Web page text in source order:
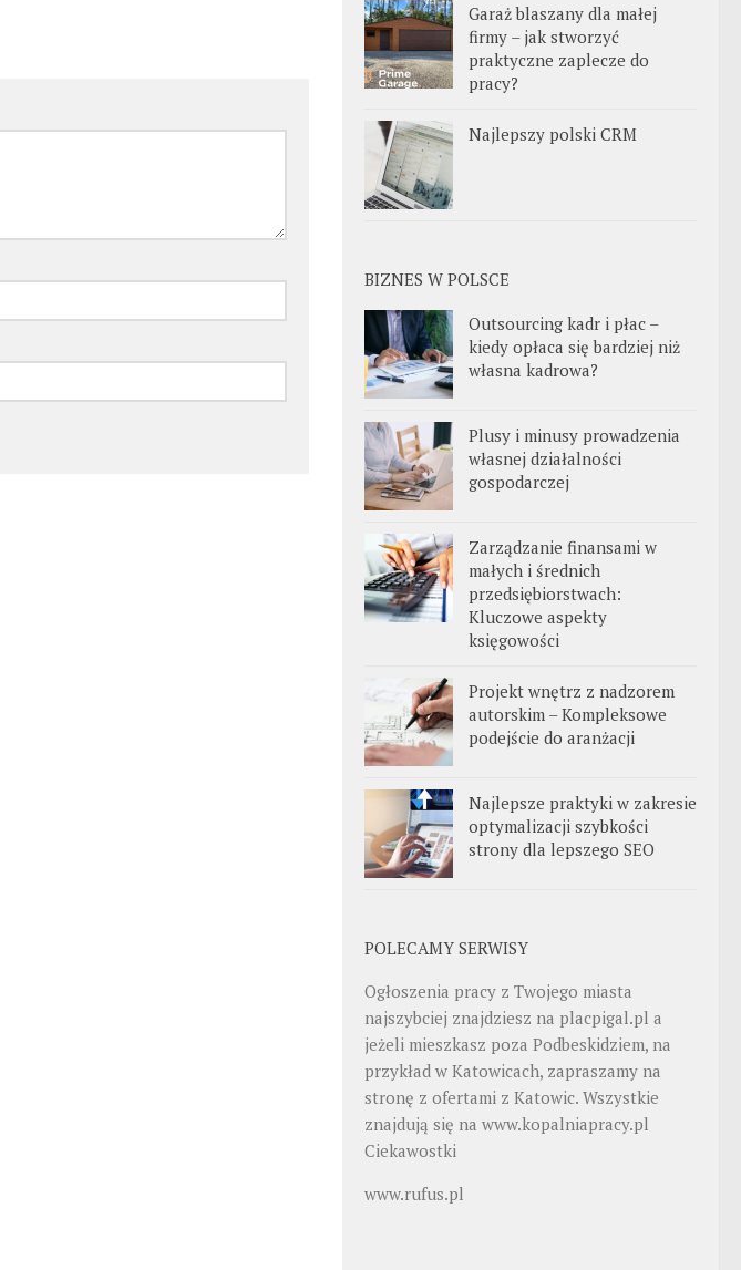
Garaż blaszany dla małej
firmy – jak stworzyć
praktyczne zaplecze do
pracy?
Najlepszy polski CRM
BIZNES W POLSCE
Outsourcing kadr i płac –
kiedy opłaca się bardziej niż
własna kadrowa?
Plusy i minusy prowadzenia
własnej działalności
gospodarczej
Zarządzanie finansami w
małych i średnich
przedsiębiorstwach:
Kluczowe aspekty
księgowości
Projekt wnętrz z nadzorem
autorskim – Kompleksowe
podejście do aranżacji
Najlepsze praktyki w zakresie
optymalizacji szybkości
strony dla lepszego SEO
POLECAMY SERWISY
Ogłoszenia pracy z Twojego miasta
najszybciej znajdziesz na placpigal.pl a
jeżeli mieszkasz poza Podbeskidziem, na
przykład w Katowicach, zapraszamy na
stronę z ofertami z Katowic. Wszystkie
znajdują się na www.kopalniapracy.pl
Ciekawostki
www.rufus.pl